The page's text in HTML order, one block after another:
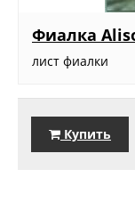
Фиалка
лист фиалки
Купить